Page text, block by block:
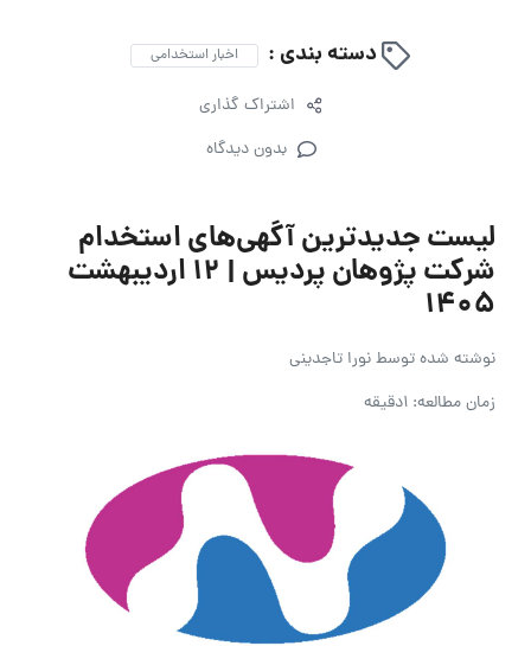
دسته بندی : اخبار استخدامی
اشتراک گذاری
بدون دیدگاه
لیست جدیدترین آگهی‌های استخدام
شرکت پژوهان پردیس | 12 اردیبهشت
1405
نوشته شده توسطنورا تاجدینی
زمان مطالعه: 1دقیقه